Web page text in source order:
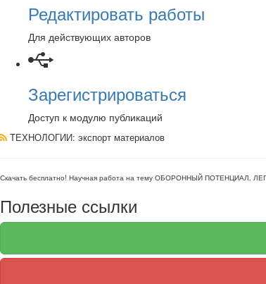
Редактировать работы
Для действующих авторов
Зарегистрироваться
Доступ к модулю публикаций
ТЕХНОЛОГИИ: экспорт материалов
Скачать бесплатно! Научная работа на тему ОБОРОННЫЙ ПОТЕНЦИАЛ.
Полезные ссылки